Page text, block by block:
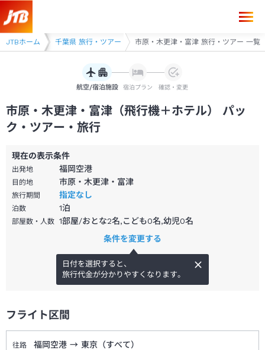
JTBホーム
千葉県 千葉県 旅行・ツアー 市原・木更津・富津 旅行・ツアー 一覧
航空/宿泊施設 宿泊プラン 確認・変更
市原・木更津・富津（飛行機＋ホテル） パッ
ク・ツアー・旅行
現在の表示条件
出発地 福岡空港
目的地 市原・木更津・富津
旅行期間 指定なし
泊数 1泊
部屋数・人数 1部屋/おとな2名,こども0名,幼児0名
条件を変更する
日付を選択すると、
旅行代金が分かりやすくなります。
フライト区間
往路 福岡空港 → 東京（すべて）